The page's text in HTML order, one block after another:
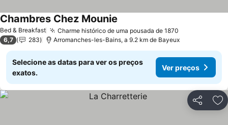
Bed & Breakfast Charme histórico de uma pousada de 1870
Chambres Chez Mounie
6,7 283 Arromanches-les-Bains, a 9.2 km de Bayeux
Selecione as datas para ver os preços
exatos.
Ver preços
Partilhar